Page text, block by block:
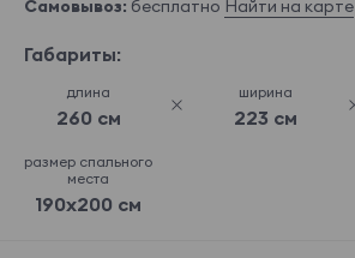
Самовывоз: бесплатно Найти на карте
Габариты:
длина
260 см
ширина
223 см
размер спального
места
190x200 см